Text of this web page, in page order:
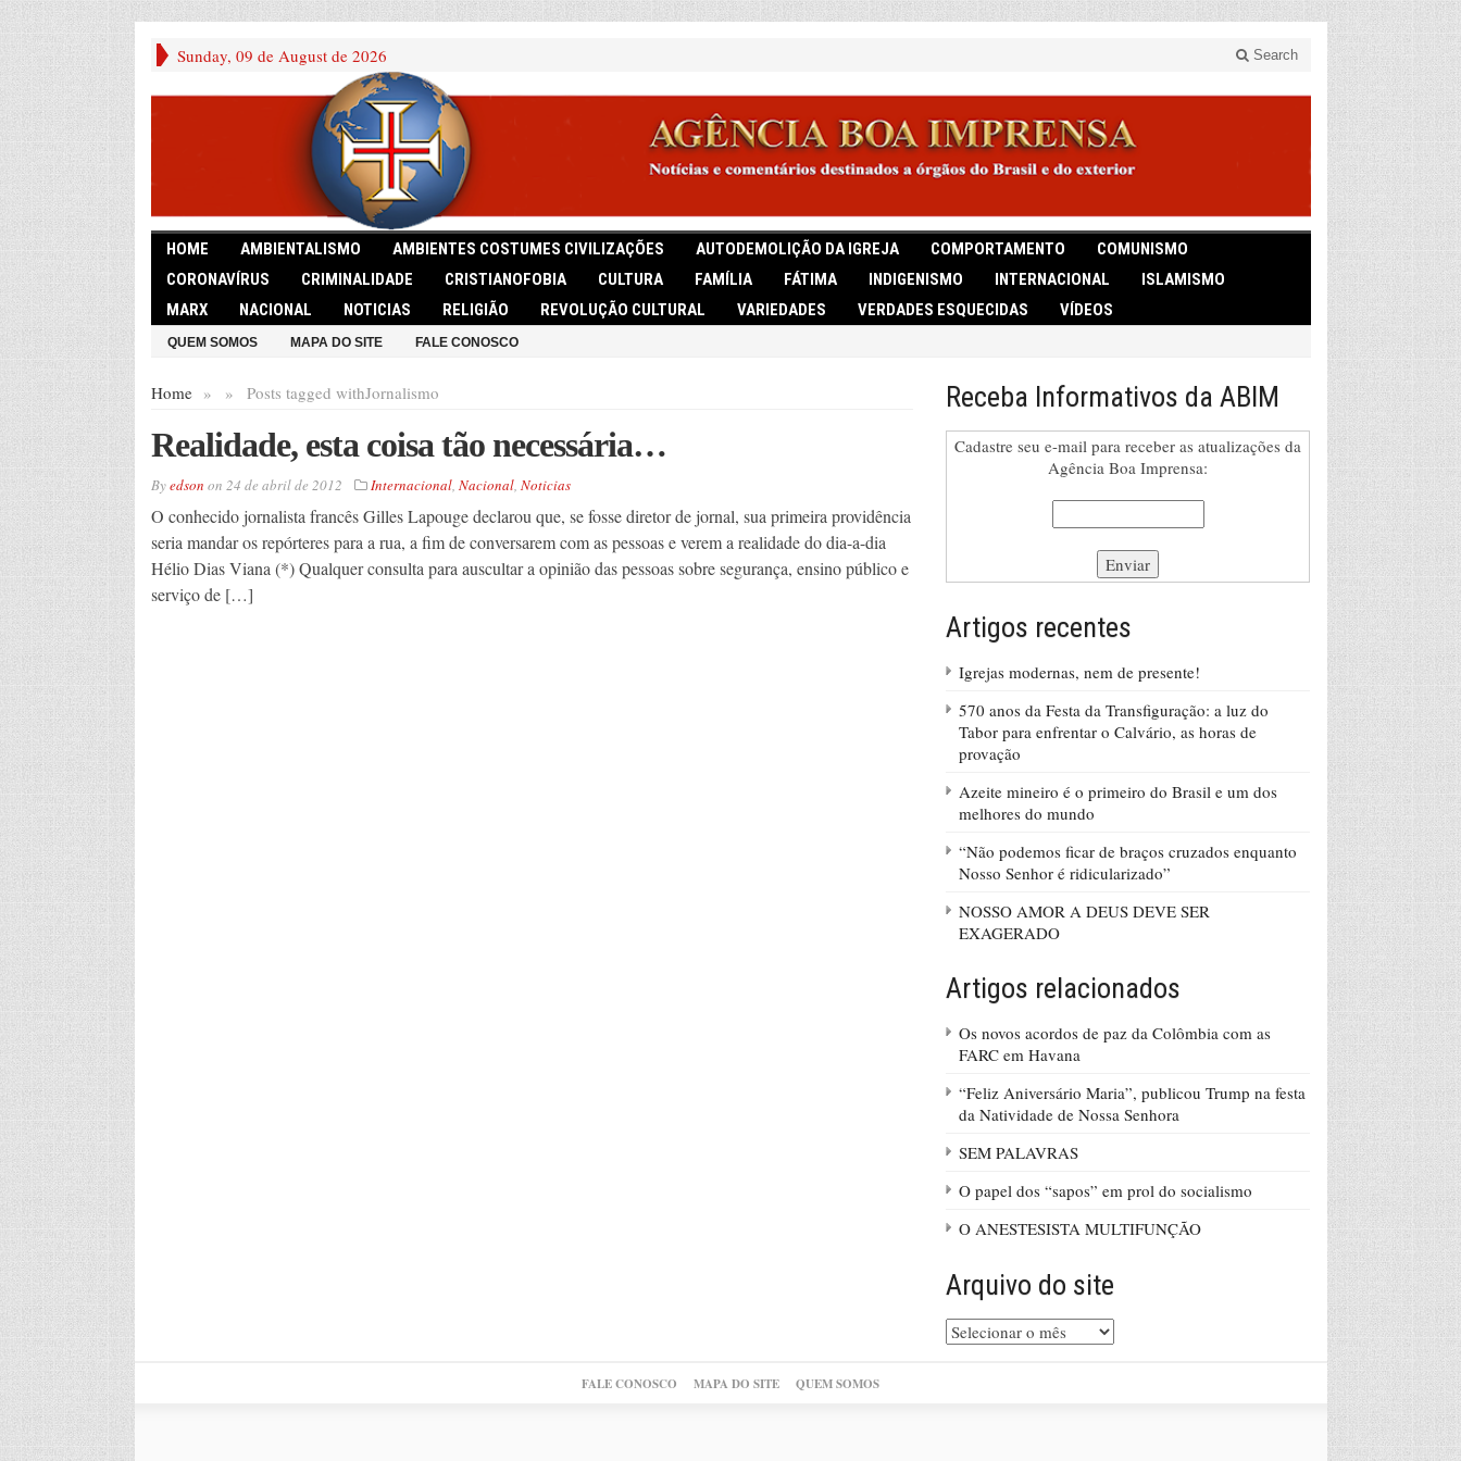
Sunday, 09 de August de 2026 Search
HOME AMBIENTALISMO AMBIENTES COSTUMES CIVILIZAÇÕES AUTODEMOLIÇÃO DA IGREJA COMPORTAMENTO
COMUNISMO
CORONAVÍRUS
CRIMINALIDADE CRISTIANOFOBIA CULTURA FAMÍLIA FÁTIMA INDIGENISMO INTERNACIONAL
ISLAMISMO
MARX
NACIONAL NOTICIAS RELIGIÃO REVOLUÇÃO CULTURAL VARIEDADES VERDADES ESQUECIDAS VÍDEOS
QUEM SOMOS MAPA DO SITE FALE CONOSCO
Home » Posts tagged with
» Jornalismo
Realidade, esta coisa tão necessária…
Byedson on 24 de abril de 2012 Internacional, Nacional, Noticias
O conhecido jornalista francês Gilles Lapouge declarou que, se fosse diretor de jornal, sua primeira providência
seria mandar os repórteres para a rua, a fim de conversarem com as pessoas e verem a realidade do dia-a-dia
Hélio Dias Viana (*) Qualquer consulta para auscultar a opinião das pessoas sobre segurança, ensino público e
serviço de […]
Receba Informativos da ABIM
Cadastre seu e-mail para receber as atualizações da
Agência Boa Imprensa:
Artigos recentes
Igrejas modernas, nem de presente!
570 anos da Festa da Transfiguração: a luz do
Tabor para enfrentar o Calvário, as horas de
provação
Azeite mineiro é o primeiro do Brasil e um dos
melhores do mundo
“Não podemos ficar de braços cruzados enquanto
Nosso Senhor é ridicularizado”
NOSSO AMOR A DEUS DEVE SER
EXAGERADO
Artigos relacionados
Os novos acordos de paz da Colômbia com as
FARC em Havana
“Feliz Aniversário Maria”, publicou Trump na festa
da Natividade de Nossa Senhora
SEM PALAVRAS
O papel dos “sapos” em prol do socialismo
O ANESTESISTA MULTIFUNÇÃO
Arquivo do site
Arquivo
do
FALE CONOSCO MAPA DO SITE QUEM SOMOS